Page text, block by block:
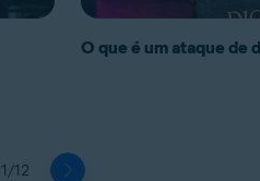
1/12
O que é um ataque de